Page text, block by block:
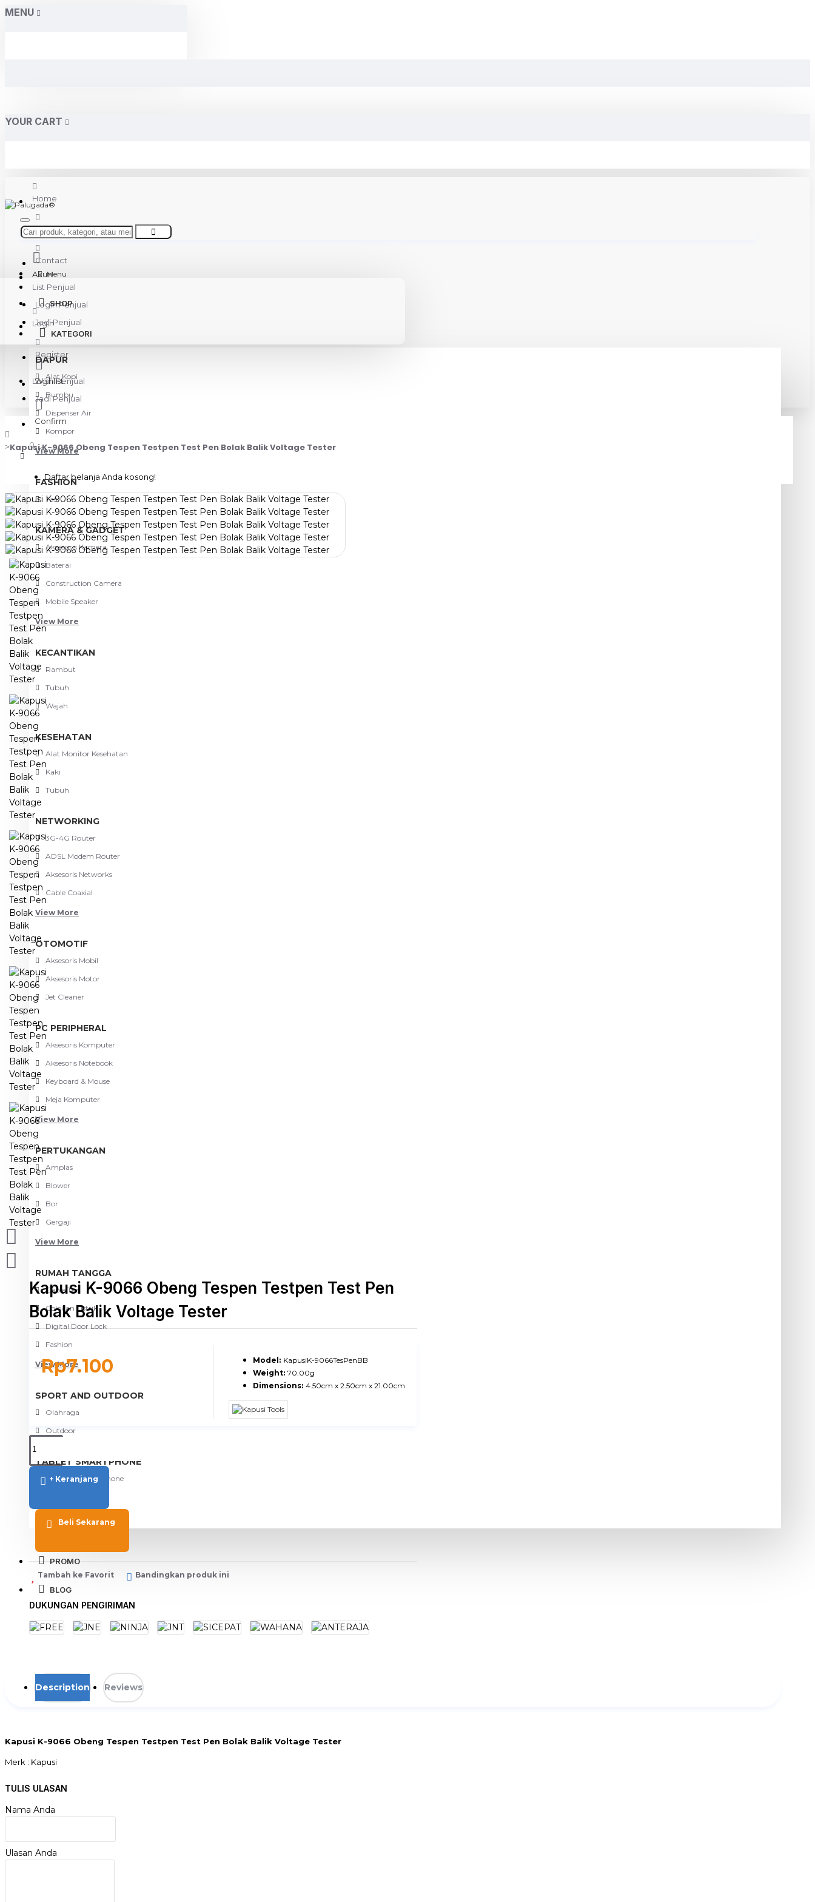
MENU
YOUR CART
Home
About Us
Contact
List Penjual
Login Penjual
Jadi Penjual
Akun
Wishlist
Confirm
0
Daftar belanja Anda kosong!
Menu
SHOP
KATEGORI
DAPUR
Alat Kopi
Bumbu
Dispenser Air
Kompor
View More
FASHION
Tas
KAMERA & GADGET
Aksesoris Kamera
Baterai
Construction Camera
Mobile Speaker
View More
KECANTIKAN
Rambut
Tubuh
Wajah
KESEHATAN
Alat Monitor Kesehatan
Kaki
Tubuh
NETWORKING
3G-4G Router
ADSL Modem Router
Aksesoris Networks
Cable Coaxial
View More
OTOMOTIF
Aksesoris Mobil
Aksesoris Motor
Jet Cleaner
PC PERIPHERAL
Aksesoris Komputer
Aksesoris Notebook
Keyboard & Mouse
Meja Komputer
View More
PERTUKANGAN
Amplas
Blower
Bor
Gergaji
View More
RUMAH TANGGA
Cable Ties
Colokan Listrik
Digital Door Lock
Fashion
View More
SPORT AND OUTDOOR
Olahraga
Outdoor
TABLET SMARTPHONE
Aksesoris Smartphone
PROMO
BLOG
Login
Register
Login Penjual
Jadi Penjual
Kapusi K-9066 Obeng Tespen Testpen Test Pen Bolak Balik Voltage Tester
Kapusi K-9066 Obeng Tespen Testpen Test Pen
Bolak Balik Voltage Tester
Rp7.100 Model: KapusiK-9066TesPenBB
Weight: 70.00g
Dimensions: 4.50cm x 2.50cm x 21.00cm
+ Keranjang
Beli Sekarang
Tambah ke Favorit Bandingkan produk ini
DUKUNGAN PENGIRIMAN
Description Reviews
Kapusi K-9066 Obeng Tespen Testpen Test Pen Bolak Balik Voltage Tester
Merk : Kapusi
Obeng Bolak Balik Plus Minus 3.5x52mm
Pengukuran Tegangan AC 100-500V
Gagang Karet
TULIS ULASAN
Nama Anda
Ulasan Anda